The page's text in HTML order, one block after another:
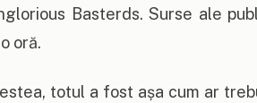
Basterds. Surse ale
oră.
totul a fost așa cum ar